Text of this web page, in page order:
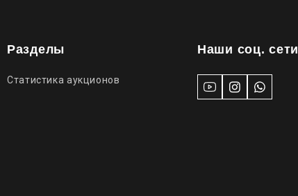
Разделы
Статистика аукционов
Наши соц. сети